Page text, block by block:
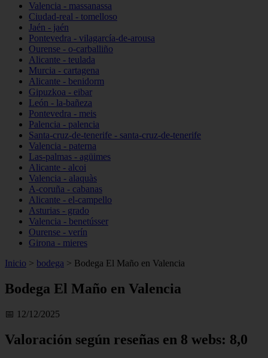
Valencia - massanassa
Ciudad-real - tomelloso
Jaén - jaén
Pontevedra - vilagarcía-de-arousa
Ourense - o-carballiño
Alicante - teulada
Murcia - cartagena
Alicante - benidorm
Gipuzkoa - eibar
León - la-bañeza
Pontevedra - meis
Palencia - palencia
Santa-cruz-de-tenerife - santa-cruz-de-tenerife
Valencia - paterna
Las-palmas - agüimes
Alicante - alcoi
Valencia - alaquàs
A-coruña - cabanas
Alicante - el-campello
Asturias - grado
Valencia - benetússer
Ourense - verín
Girona - mieres
Inicio > bodega > Bodega El Maño en Valencia
Bodega El Maño en Valencia
📅 12/12/2025
Valoración según reseñas en 8 webs: 8,0